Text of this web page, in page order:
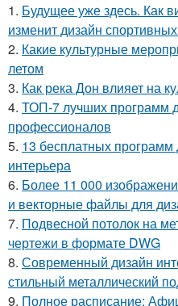
1. Будущее уже здесь. Как
изменит дизайн
2. Какие культурные
летом
3. Как река Дон влияет на
4. ТОП-7 лучших программ
профессионалов
5. 13 бесплатных программ
интерьера
6. Более 11 000
и векторные файлы для
7. Подвесной потолок на
чертежи в формате DWG
8. Современный дизайн
стильный металлический
9. Полное расписание: